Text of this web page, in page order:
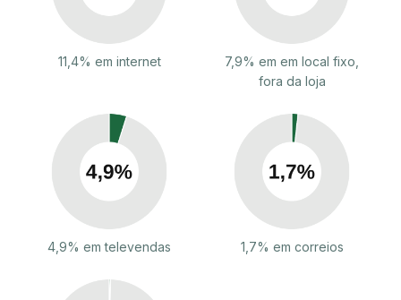
11,4% em internet
7,9% em em local fixo,
fora da loja
4,9% em televendas 1,7% em correios